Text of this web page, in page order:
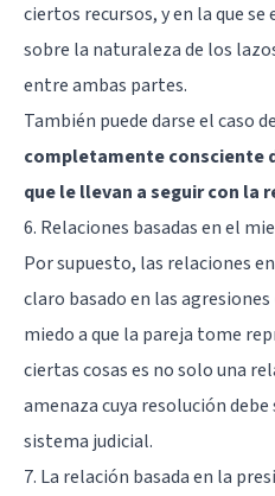
ciertos recursos, y en la que
sobre la naturaleza de los
entre ambas partes.
También puede darse el caso
completamente consciente
que le llevan a seguir con la
6. Relaciones basadas en el
Por supuesto, las relaciones
claro basado en las
miedoa que la pareja tome
ciertas cosas es no solo una
amenaza cuya resolución
sistema judicial.
7. La relación basada en la